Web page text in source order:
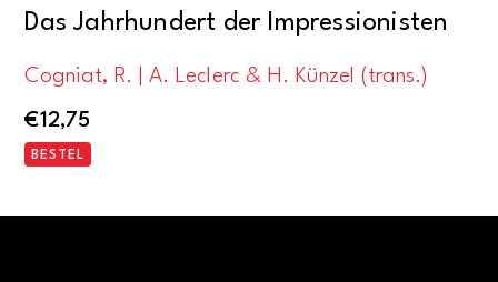
Das Jahrhundert der Impressionisten
Cogniat, R. | A. Leclerc & H. Künzel (trans.)
€12,75
BESTEL